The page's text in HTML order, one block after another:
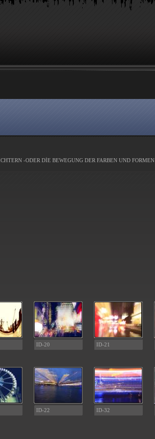
-ODER DİE BEWEGUNG DER FARBEN UND FORMEN
ID-20 ID-21
ID-22 ID-32